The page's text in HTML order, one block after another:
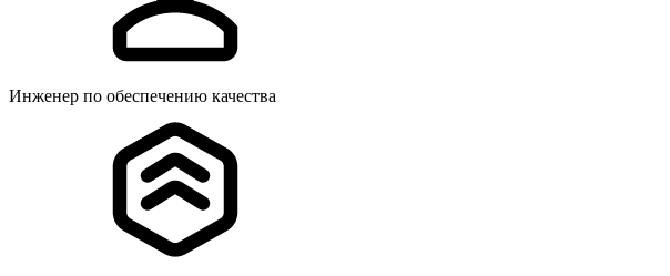
Инженер по обеспечению качества